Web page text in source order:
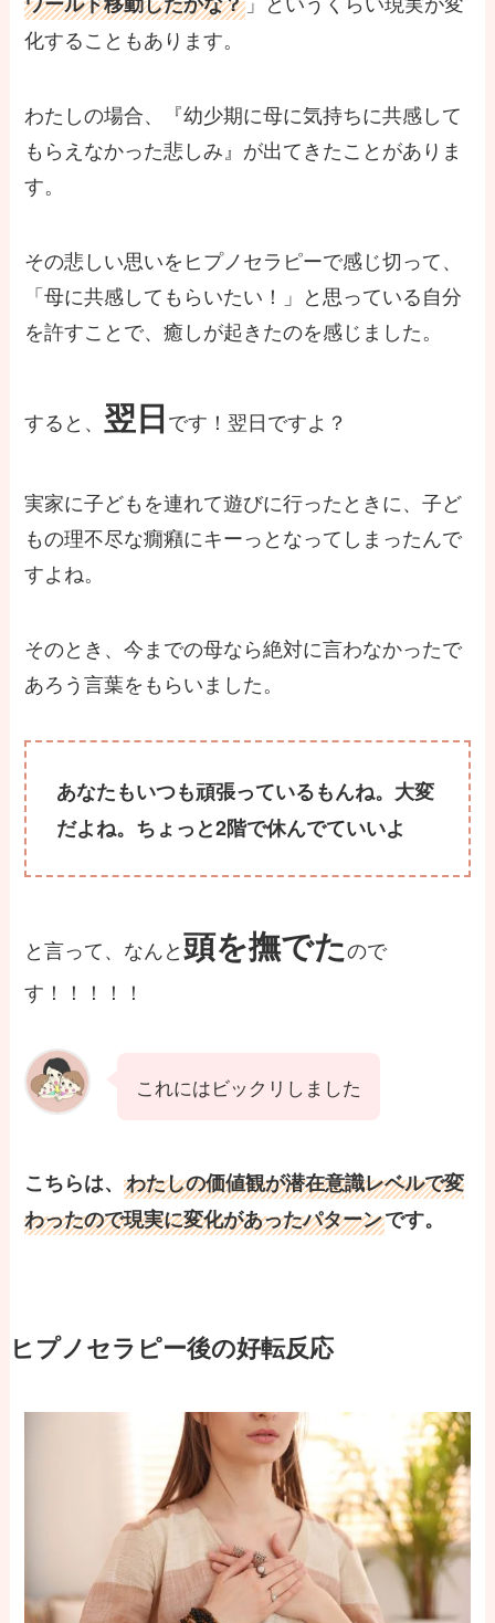
化することもあります。
わたしの場合、『幼少期に母に気持ちに共感して
もらえなかった悲しみ』が出てきたことがありま
す。
その悲しい思いをヒプノセラピーで感じ切って、
「母に共感してもらいたい！」と思っている自分
を許すことで、癒しが起きたのを感じました。
すると、 翌日です！翌日ですよ？
実家に子どもを連れて遊びに行ったときに、子ど
もの理不尽な癇癪にキーっとなってしまったんで
すよね。
そのとき、今までの母なら絶対に言わなかったで
あろう言葉をもらいました。
あなたもいつも頑張っているもんね。大変
だよね。ちょっと2階で休んでていいよ
と言って、なんと頭を撫でたので
す！！！！！
これにはビックリしました
こちらは、わたしの価値観が潜在意識レベルで変
わったので現実に変化があったパターンです。
ヒプノセラピー後の好転反応